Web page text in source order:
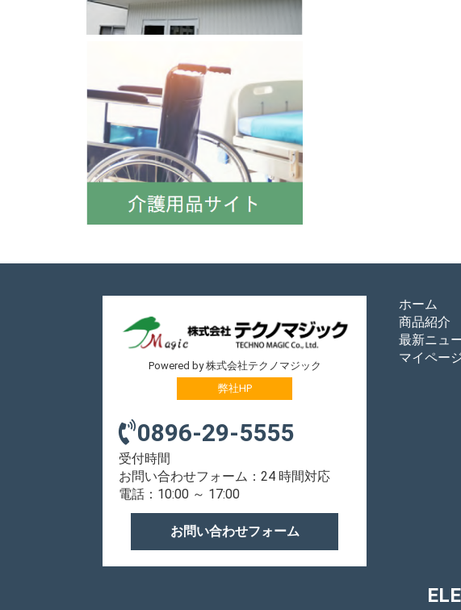
Powered by 株式会社テクノマジック
弊社HP
0896-29-5555
受付時間
お問い合わせフォーム：24 時間対応
電話：10:00 ～ 17:00
お問い合わせフォーム
ホーム
商品紹介
最新ニュ
マイペー